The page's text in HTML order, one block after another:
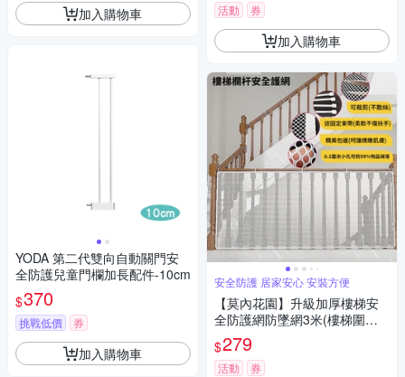
加入購物車
YODA 第二代雙向自動關門安
全防護兒童門欄加長配件-10cm
$370
挑戰低價 券
加入購物車
活動 券
加入購物車
安全防護 居家安心 安裝方便
【莫內花園】升級加厚樓梯安
全防護網防墜網3米(樓梯圍欄
縫防護網 欄杆安全網)
$279
活動 券